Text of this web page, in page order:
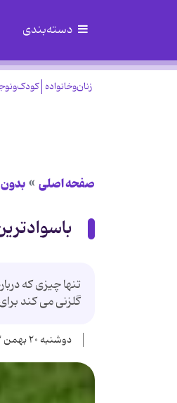
دسته‌بندی
زنان‌وخانواده
صفحه اصلی
تنها چیزی که
گلزنی می کند
دوشنبه ۲۰ بهمن ۱۳۹۳ - ۰۰:۰۰